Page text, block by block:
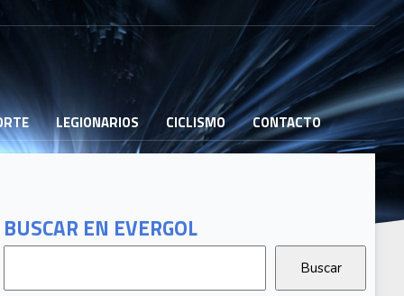
LEGIONARIOS CICLISMO CONTACTO
BUSCAR EN EVERGOL